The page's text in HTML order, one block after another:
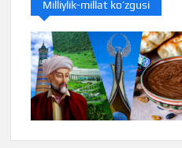
Milliylik-millat ko’zgusi